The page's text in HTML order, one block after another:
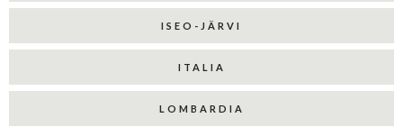
ISEO-JÄRVI
ITALIA
LOMBARDIA